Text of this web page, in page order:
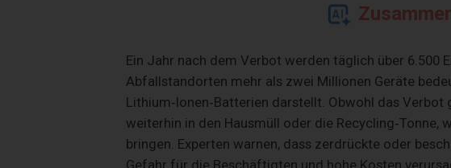
Ein Jahr nach dem Verbot werden täglich über 6.500
Abfallstandorten mehr als zwei Millionen Geräte
Lithium‑Ionen‑Batterien darstellt. Obwohl das Verbot
weiterhin in den Hausmüll oder die Recycling‑Tonne,
bringen. Experten warnen, dass zerdrückte oder